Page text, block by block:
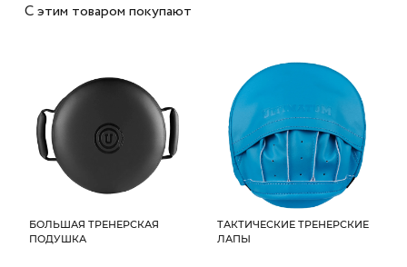
С этим товаром покупают
БОЛЬШАЯ ТРЕНЕРСКАЯ
ПОДУШКА
ТАКТИЧЕСКИЕ ТРЕНЕРСКИЕ
ЛАПЫ